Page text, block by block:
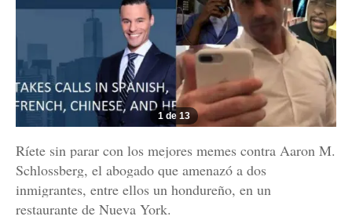
1 de 13
Ríete sin parar con los mejores memes contra Aaron M.
Schlossberg, el abogado que amenazó a dos
inmigrantes, entre ellos un hondureño, en un
restaurante de Nueva York.